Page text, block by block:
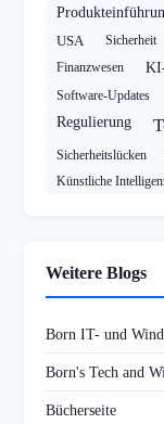
USA
Sicherheit
Finanzwesen
Software-Updates
Regulierung
Sicherheitslücken
Künstliche
Weitere Blogs
Born IT- und
Born's Tech and
Bücherseite